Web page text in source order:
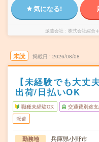
気になる!
派遣会社 株式会社綜合
未読 掲載日 2026/08/08
【未経験でも大丈
出荷/日払いOK
職種未経験OK 交通費別途支
派遣
勤務地
兵庫県小野市